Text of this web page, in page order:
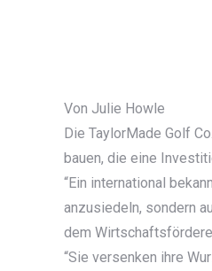
Von Julie Howle
Die TaylorMade Golf
bauen, die eine
“Ein international
anzusiedeln, sondern
dem
“Sie versenken ihre